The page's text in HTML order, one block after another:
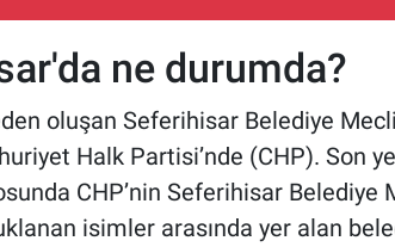
ne durumda?
oluşan Seferihisar Belediye
Halk Partisi’nde (CHP). Son
CHP’nin Seferihisar Belediye
isimler arasında yer alan